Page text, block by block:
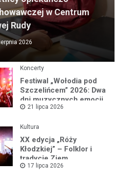
w Centrum
Rudy
2026
Koncerty
Festiwal „Wołodia pod
Szczelińcem” 2026: Dwa
dni muzycznych emocji
w Górach Stołowych!
21 lipca 2026
Kultura
XX edycja „Róży
Kłodzkiej” – Folklor i
tradycje Ziem
Pogranicznych w pełnej
17 lipca 2026